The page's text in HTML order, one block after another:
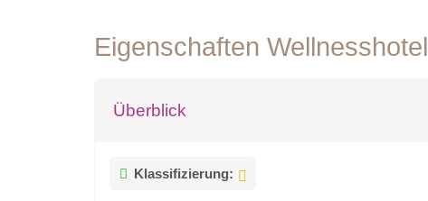
Eigenschaften Wellnesshotel
Überblick
Klassifizierung: